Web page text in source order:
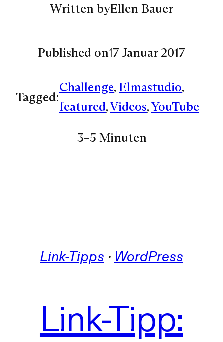
Written byEllen Bauer
Published on17 Januar 2017
Tagged:
Challenge, Elmastudio
featured, Videos, YouTube
3–5 Minuten
Link-Tipps · WordPress
Link-Tipp: